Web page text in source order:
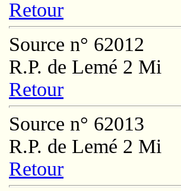
Retour
Source n° 62012
R.P. de Lemé 2 Mi
Retour
Source n° 62013
R.P. de Lemé 2 Mi
Retour